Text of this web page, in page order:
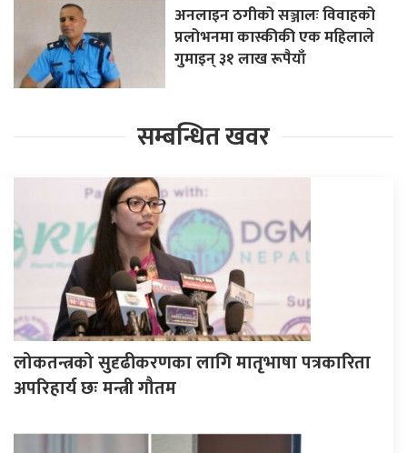
अनलाइन ठगीको सञ्जालः विवाहको
प्रलोभनमा कास्कीकी एक महिलाले
गुमाइन् ३१ लाख रूपैयाँ
सम्बन्धित खवर
लोकतन्त्रको सुदृढीकरणका लागि मातृभाषा पत्रकारिता
अपरिहार्य छः मन्त्री गौतम